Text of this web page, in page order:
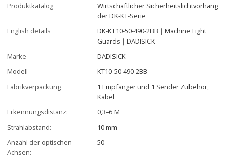
Produktkatalog
Wirtschaftlicher Sicherheitslichtvorhang
der DK-KT-Serie
English details
DK-KT10-50-490-2BB｜Machine Light
Guards｜DADISICK
Marke
DADISICK
Modell
KT10-50-490-2BB
Fabrikverpackung
1 Empfänger und 1 Sender Zubehör,
Kabel
Erkennungsdistanz:
0,3–6 M
Strahlabstand:
10 mm
Anzahl der optischen
Achsen:
50